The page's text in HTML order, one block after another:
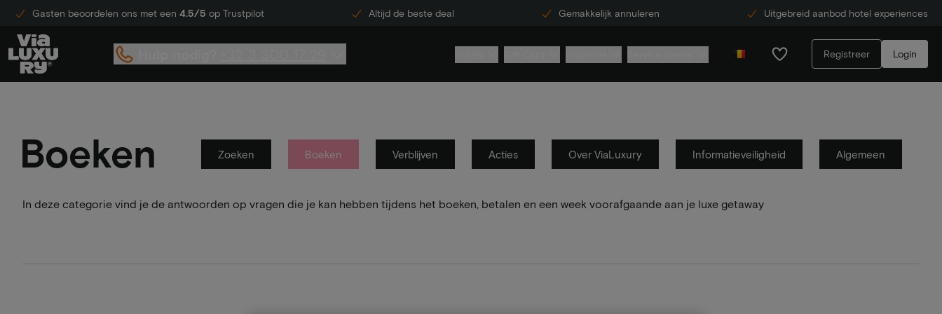
Gasten beoordelen ons met een 4.5/5 op Trustpilot Altijd de beste deal Gemakkelijk annuleren Uitgebreid aanbod hotel experiences
Registreer Login
Boeken Zoeken Boeken Verblijven Acties Over ViaLuxury Informatieveiligheid Algemeen
In deze categorie vind je de antwoorden op vragen die je kan hebben tijdens het boeken, betalen en een week voorafgaande aan je luxe getaway